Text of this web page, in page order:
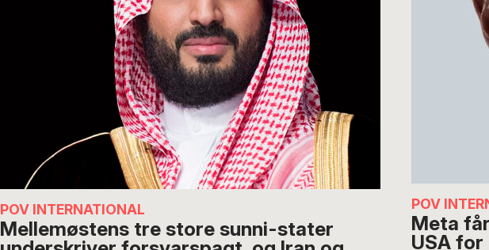
POV INTERNATIONAL
Mellemøstens tre store sunni-stater
POV
Meta
USA